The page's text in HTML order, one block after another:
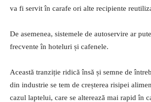
va fi servit în carafe ori alte recipiente
De asemenea, sistemele de autoservire ar
frecvente în hoteluri și cafenele.
Această tranziție ridică însă și semne de
din industrie se tem de creșterea risipei
cazul laptelui, care se alterează mai rapid în